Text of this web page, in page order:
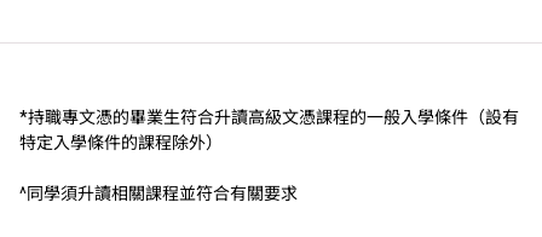
*持職專文憑的畢業生符合升讀高級文憑課程的一般入學條件（設有
特定入學條件的課程除外）
^同學須升讀相關課程並符合有關要求